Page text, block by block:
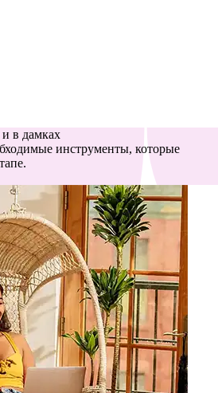
в дамках
инструменты, которые